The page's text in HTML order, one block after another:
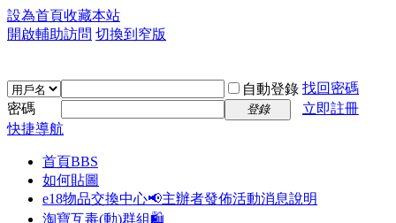
設為首頁收藏本站
開啟輔助訪問 切換到窄版
自動登錄 找回密碼
密碼
登錄
立即註冊
快捷導航
首頁BBS
如何貼圖
e18物品交換中心📢主辦者發佈活動消息說明
淘寶互毒(動)群組🛍️